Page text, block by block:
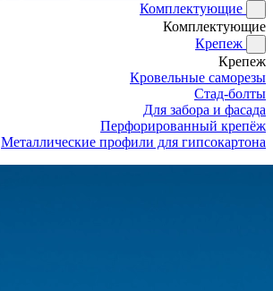
Комплектующие
Комплектующие
Крепеж
Крепеж
Кровельные саморезы
Стад-болты
Для забора и фасада
Перфорированный крепёж
Металлические профили для гипсокартона